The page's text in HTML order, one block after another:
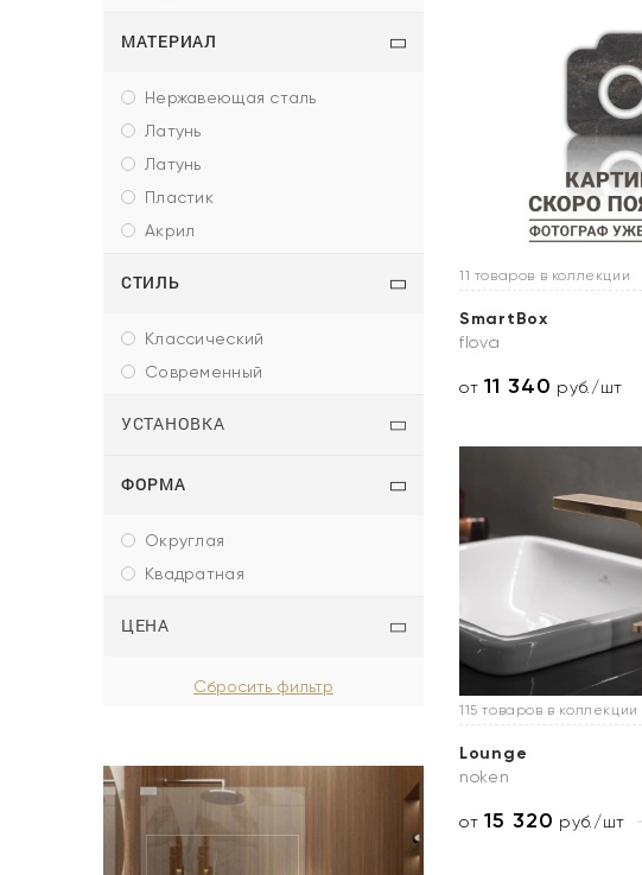
МАТЕРИАЛ
нержавеющая сталь
латунь
латунь
пластик
акрил
СТИЛЬ
классический
современный
УСТАНОВКА
ФОРМА
округлая
квадратная
ЦЕНА
11 товаров в коллекции
SmartBox
flova
от11 340 руб./шт
115 товаров в коллекции
Lounge
noken
от15 320 руб./шт